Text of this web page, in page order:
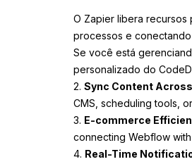
O Zapier libera recursos
processos e
Se você está
personalizado do
2. Sync Content
CMS, scheduling tools,
3. E-commerce
connecting Webflow
4. Real-Time